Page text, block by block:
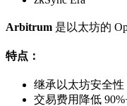
Arbitrum 是以太坊的
特点：
继承以太坊安全性
交易费用降低